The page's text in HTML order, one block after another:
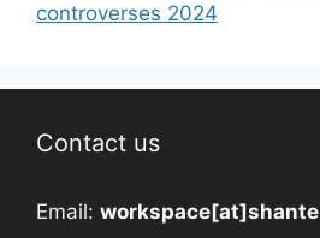
controverses 2024
Contact us
Email: